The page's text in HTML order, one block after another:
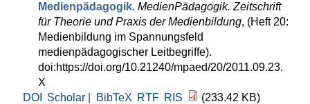
Medienpädagogik. MedienPädagogik. Zeitschrift
für Theorie und Praxis der Medienbildung, (Heft 20:
Medienbildung im Spannungsfeld
medienpädagogischer Leitbegriffe).
doi:https://doi.org/10.21240/mpaed/20/2011.09.23.
X
DOI
Scholar | BibTeX RTF RIS (233.42 KB)